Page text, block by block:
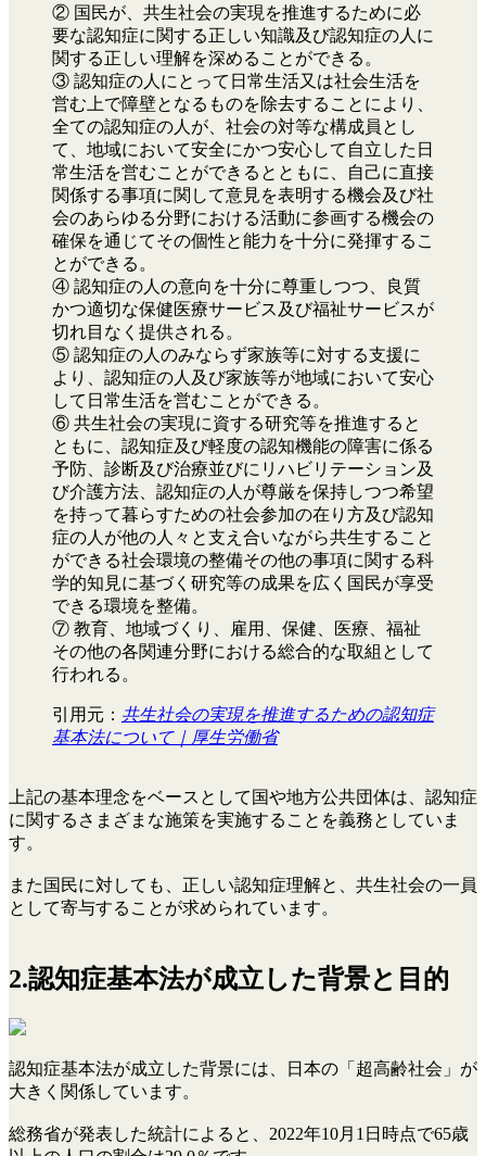
② 国民が、共生社会の実現を推進するために必
要な認知症に関する正しい知識及び認知症の人に
関する正しい理解を深めることができる。
③ 認知症の人にとって日常生活又は社会生活を
営む上で障壁となるものを除去することにより、
全ての認知症の人が、社会の対等な構成員とし
て、地域において安全にかつ安心して自立した日
常生活を営むことができるとともに、自己に直接
関係する事項に関して意見を表明する機会及び社
会のあらゆる分野における活動に参画する機会の
確保を通じてその個性と能力を十分に発揮するこ
とができる。
④ 認知症の人の意向を十分に尊重しつつ、良質
かつ適切な保健医療サービス及び福祉サービスが
切れ目なく提供される。
⑤ 認知症の人のみならず家族等に対する支援に
より、認知症の人及び家族等が地域において安心
して日常生活を営むことができる。
⑥ 共生社会の実現に資する研究等を推進すると
ともに、認知症及び軽度の認知機能の障害に係る
予防、診断及び治療並びにリハビリテーション及
び介護方法、認知症の人が尊厳を保持しつつ希望
を持って暮らすための社会参加の在り方及び認知
症の人が他の人々と支え合いながら共生すること
ができる社会環境の整備その他の事項に関する科
学的知見に基づく研究等の成果を広く国民が享受
できる環境を整備。
⑦ 教育、地域づくり、雇用、保健、医療、福祉
その他の各関連分野における総合的な取組として
行われる。
引用元： 共生社会の実現を推進するための認知症
基本法について｜厚生労働省
上記の基本理念をベースとして国や地方公共団体は、認知症
に関するさまざまな施策を実施することを義務としていま
す。
また国民に対しても、正しい認知症理解と、共生社会の一員
として寄与することが求められています。
2.認知症基本法が成立した背景と目的
認知症基本法が成立した背景には、日本の「超高齢社会」が
大きく関係しています。
総務省が発表した統計によると、​​2022年10月1日時点で65歳